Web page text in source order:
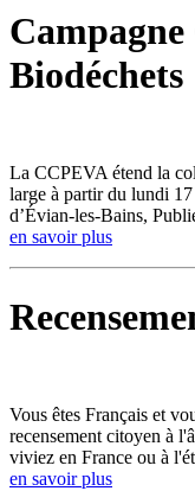
Campagne
Biodéchets
La CCPEVA étend la
large à partir du lundi
d’Évian-les-Bains,
en savoir plus
Vous êtes Français et
recensement citoyen à
viviez en France ou à
en savoir plus